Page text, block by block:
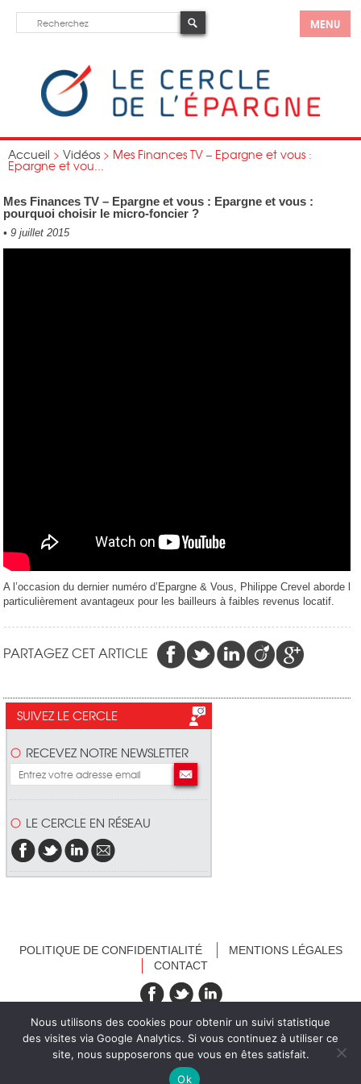
MENU
Accueil > Vidéos > Mes Finances TV – Epargne et vous :
Epargne et vou...
Mes Finances TV – Epargne et vous : Epargne et vous :
pourquoi choisir le micro-foncier ?
• 9 juillet 2015
A l’occasion du dernier numéro d’Epargne & Vous, Philippe Crevel aborde
particulièrement avantageux pour les bailleurs à faibles revenus locatif.
PARTAGEZ CET ARTICLE
SUIVEZ LE CERCLE
RECEVEZ NOTRE NEWSLETTER
LE CERCLE EN RÉSEAU
POLITIQUE DE CONFIDENTIALITÉ
MENTIONS LÉGALES
CONTACT
recevez nos newsletters
Nous utilisons des cookies pour obtenir un suivi statistique
des visites via Google Analytics. Si vous continuez à utiliser ce
site, nous supposerons que vous en êtes satisfait.
Ok